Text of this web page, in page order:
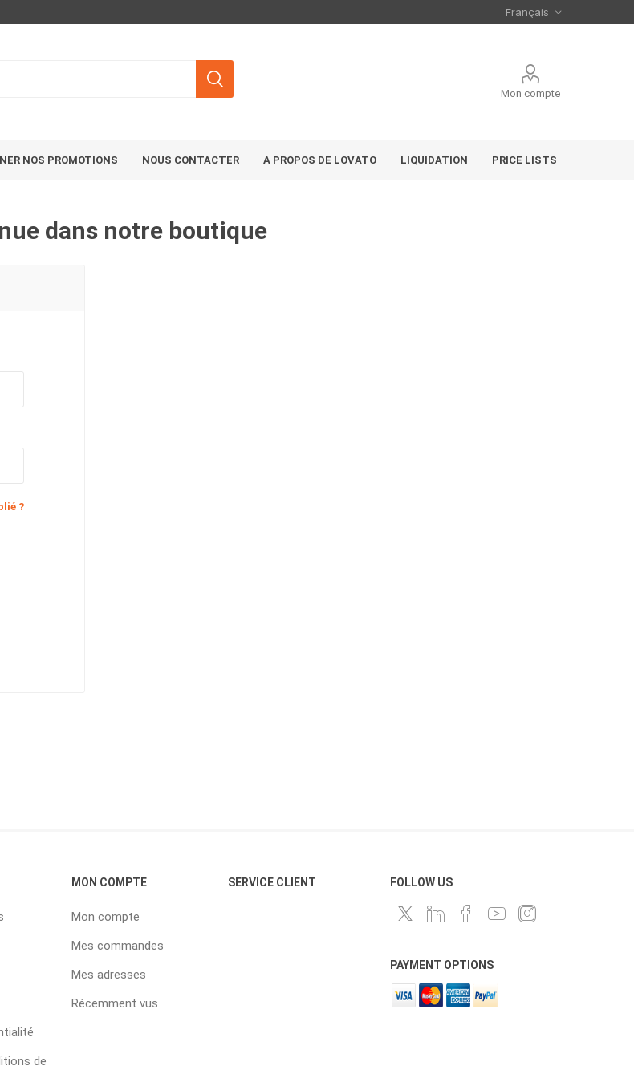
Mon compte
NOS PROMOTIONS NOUS CONTACTER A PROPOS DE LOVATO LIQUIDATION PRICE LISTS
dans notre boutique
?
de
MON COMPTE
Mon compte
Mes commandes
Mes adresses
Récemment vus
SERVICE CLIENT FOLLOW US
PAYMENT OPTIONS